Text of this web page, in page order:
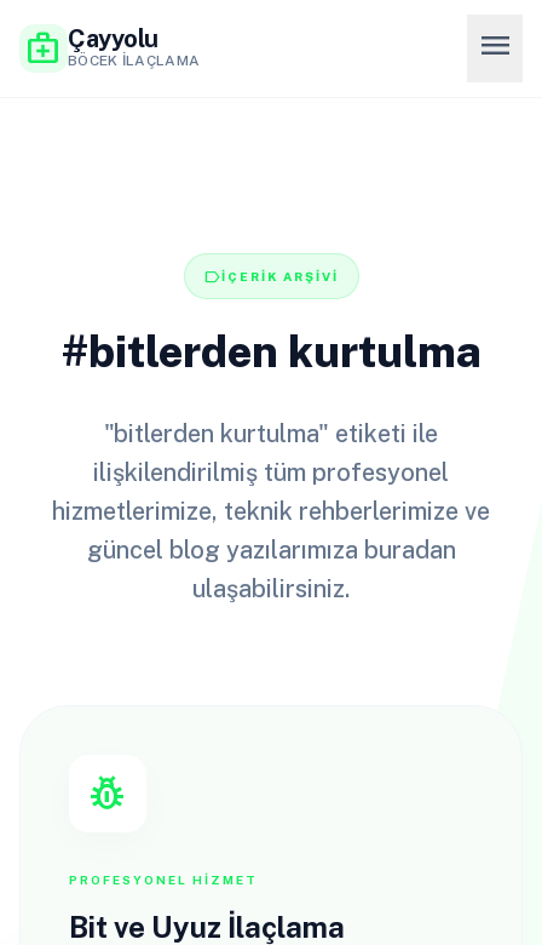
medical_services Çayyolu
BÖCEK İLAÇLAMA menu
labelİÇERİK ARŞİVİ
#bitlerden kurtulma
"bitlerden kurtulma" etiketi ile
ilişkilendirilmiş tüm profesyonel
hizmetlerimize, teknik rehberlerimize ve
güncel blog yazılarımıza buradan
ulaşabilirsiniz.
pest_control
PROFESYONEL HIZMET
Bit ve Uyuz İlaçlama